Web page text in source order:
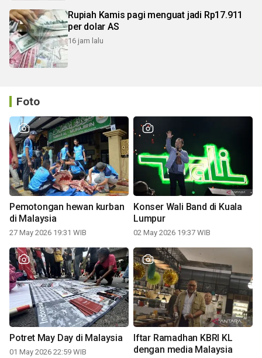
Rupiah Kamis pagi menguat jadi Rp17.911
per dolar AS
16 jam lalu
Foto
Pemotongan hewan kurban
di Malaysia
27 May 2026 19:31 WIB
Konser Wali Band di Kuala
Lumpur
02 May 2026 19:37 WIB
Potret May Day di Malaysia
01 May 2026 22:59 WIB
Iftar Ramadhan KBRI KL
dengan media Malaysia